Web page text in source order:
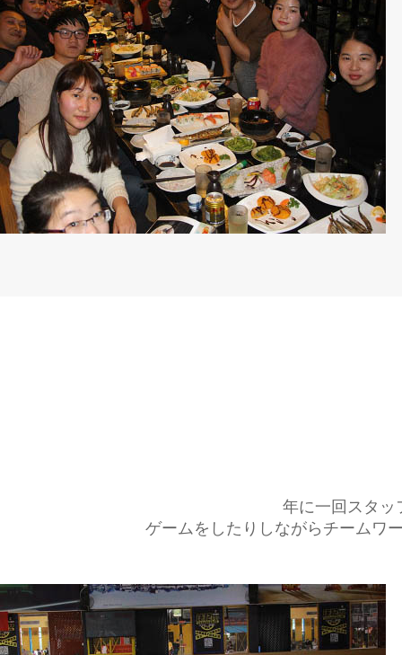
年に一回スタッ
ゲームをしたりしながらチームワ